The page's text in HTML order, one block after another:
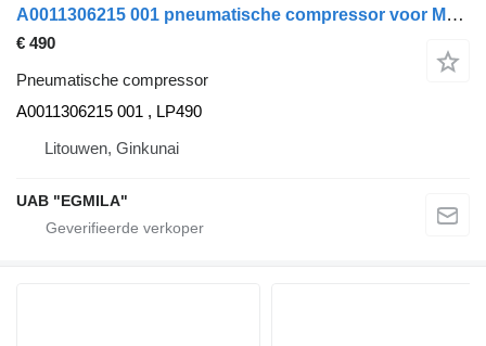
A0011306215 001 pneumatische compressor voor Mercedes-Benz Actros MP 4 trekker
€ 490
Pneumatische compressor
A0011306215 001 , LP490
Litouwen, Ginkunai
UAB "EGMILA"